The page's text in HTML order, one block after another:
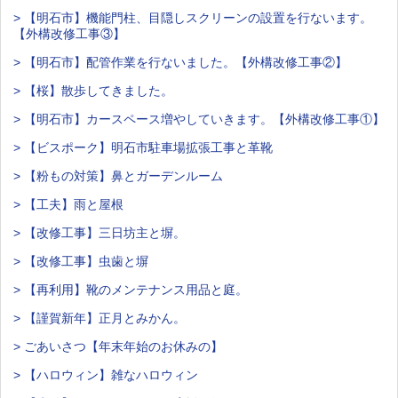
> 【明石市】機能門柱、目隠しスクリーンの設置を行ないます。
【外構改修工事③】
> 【明石市】配管作業を行ないました。【外構改修工事②】
> 【桜】散歩してきました。
> 【明石市】カースペース増やしていきます。【外構改修工事①】
> 【ビスポーク】明石市駐車場拡張工事と革靴
> 【粉もの対策】鼻とガーデンルーム
> 【工夫】雨と屋根
> 【改修工事】三日坊主と塀。
> 【改修工事】虫歯と塀
> 【再利用】靴のメンテナンス用品と庭。
> 【謹賀新年】正月とみかん。
> ごあいさつ【年末年始のお休みの】
> 【ハロウィン】雑なハロウィン